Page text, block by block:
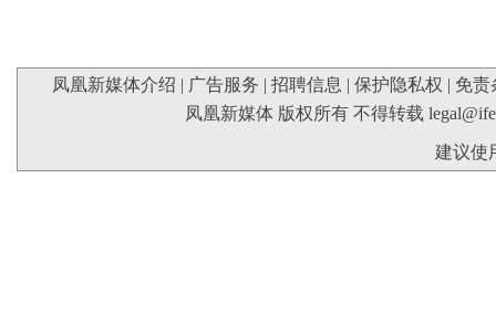
凤凰新媒体介绍 | 广告服务 | 招聘信息 | 保护隐私权 | 免责
凤凰新媒体 版权所有 不得转载
建议使